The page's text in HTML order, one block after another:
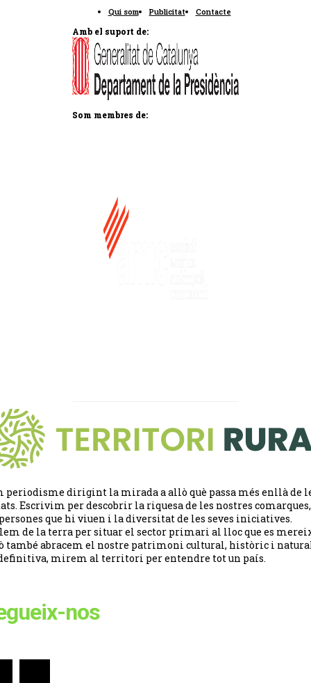
Qui som Publicitat Contacte
Amb el suport de:
Som membres de:
periodisme dirigint la mirada a allò què passa més enllà de
Escrivim per descobrir la riquesa de les nostres
que hi viuen i la diversitat de les seves iniciatives.
de la terra per situar el sector primari al lloc que es
també abracem el nostre patrimoni cultural, històric i
mirem al territori per entendre tot un país.
nos